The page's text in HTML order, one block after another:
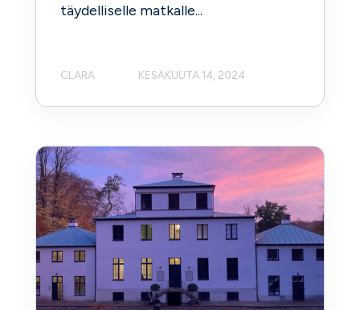
täydelliselle matkalle...
CLARA KESÄKUUTA 14, 2024